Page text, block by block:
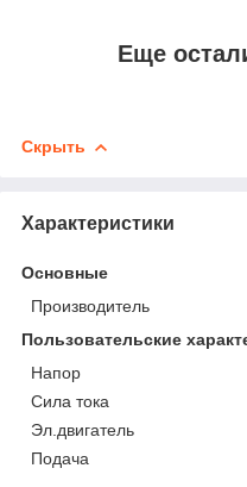
Еще
Скрыть
Характеристики
Основные
Производитель
Пользовательские
Напор
Сила тока
Эл.двигатель
Подача